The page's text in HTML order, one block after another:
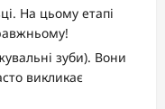
На цьому етапі
зуби). Вони
викликає